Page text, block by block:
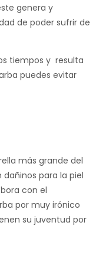
genera y
de poder sufrir de
tiempos y resulta
puedes evitar
más grande del
para la piel
con el
por muy irónico
su juventud por